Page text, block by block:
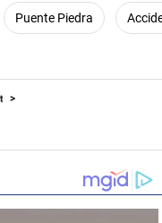
Puente Piedra